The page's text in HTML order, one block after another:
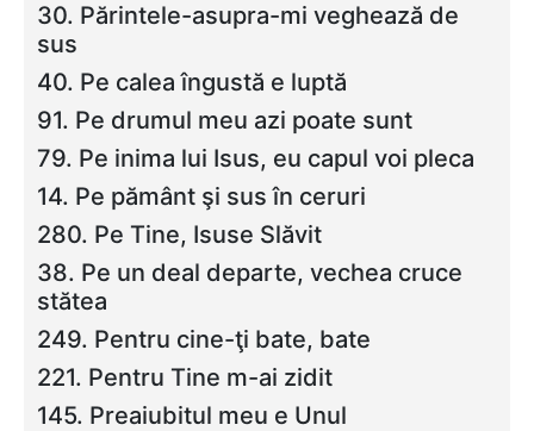
30. Părintele-asupra-mi veghează de
sus
40. Pe calea îngustă e luptă
91. Pe drumul meu azi poate sunt
79. Pe inima lui Isus, eu capul voi pleca
14. Pe pământ şi sus în ceruri
280. Pe Tine, Isuse Slăvit
38. Pe un deal departe, vechea cruce
stătea
249. Pentru cine-ţi bate, bate
221. Pentru Tine m-ai zidit
145. Preaiubitul meu e Unul